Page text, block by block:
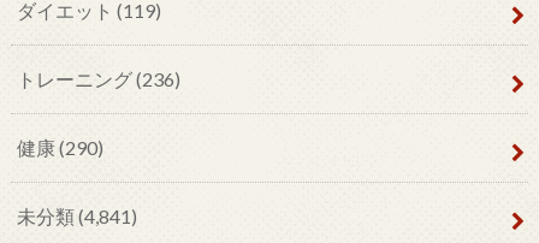
ダイエット (119)
トレーニング(236)
健康(290)
未分類(4,841)